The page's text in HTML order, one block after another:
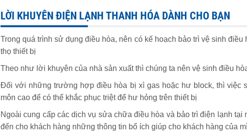
LỜI KHUYÊN ĐIỆN LẠNH THANH HÓA DÀNH CHO BẠN
Trong quá trình sử dụng điều hòa, nên có kế hoạch bảo trì vệ sinh
thọ thiết bị
Theo như lời khuyên của nhà sản xuất thì chúng ta nên vệ sinh điều
Đối với những trường hợp điều hòa bị xì gas hoặc hư block, thì việc
môn cao để có thể khắc phục triệt để hư hỏng trên thiết bị
Ngoài cung cấp các dịch vụ sửa chữa điều hòa và bảo trì điện lạnh
đến cho khách hàng những thông tin bổ ích giúp cho khách hàng của